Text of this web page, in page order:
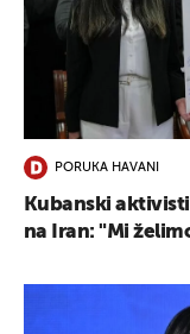
PORUKA HAVANI
Kubanski
na Iran: "Mi